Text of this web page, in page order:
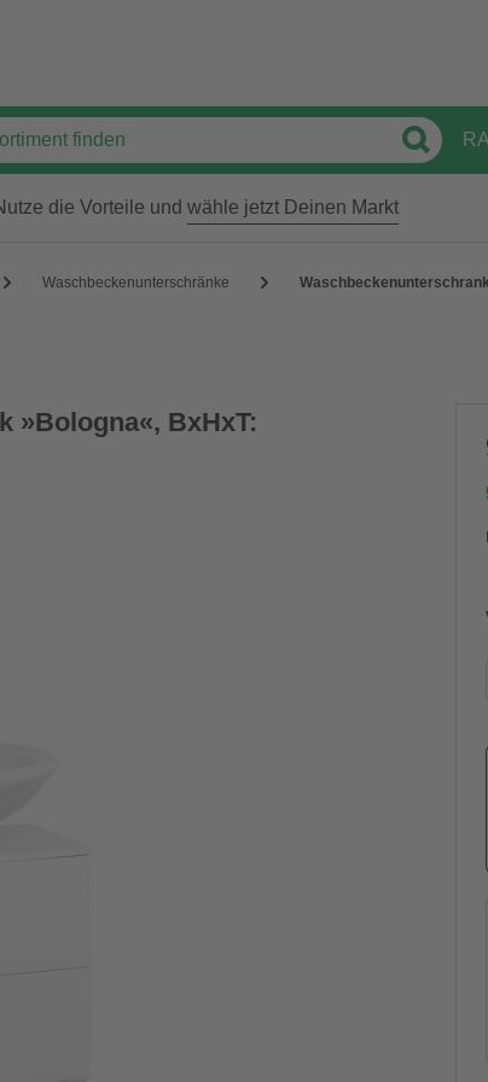
die Vorteile und wähle jetzt Deinen Markt
Waschbeckenunterschränke
»Bologna«, BxHxT: